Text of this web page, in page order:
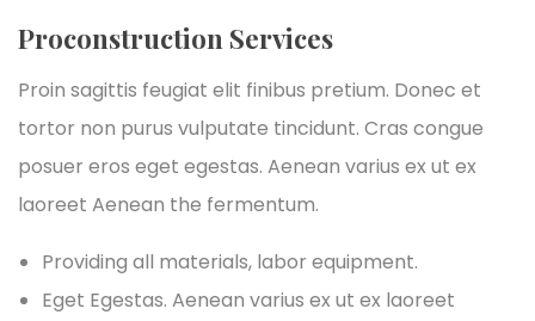
Proconstruction Services
Proin sagittis feugiat elit finibus pretium. Donec et
tortor non purus vulputate tincidunt. Cras congue
posuer eros eget egestas. Aenean varius ex ut ex
laoreet Aenean the fermentum.
Providing all materials, labor equipment.
Eget Egestas. Aenean varius ex ut ex laoreet